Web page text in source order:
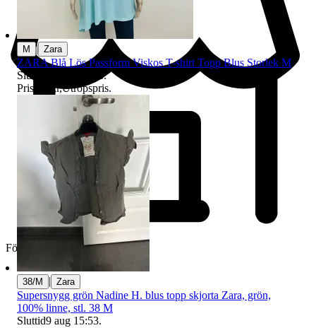
Företag
M | Zara
ZARA Blå Lös Passform Viskos T-shirt Topp Blus Storlek M
Sluttid
11 aug 09:36.
Pris:
93 kr,Utropspris.
38/M | Zara
Supersnygg grön Nadine H. blus topp skjorta Zara, grön,
100% linne, stl. 38 M
Sluttid9 aug 15:53.